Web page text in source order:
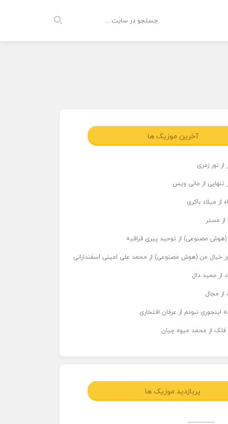
آخرین موزیک ها
تور زمری
تنهایی از مانی ویس
از میلاد باکری
از مستر
(هوش مصنوعی) از توحید پیری قراقیه
خیال من (هوش مصنوعی) از محمد علی امینی اسفندارانی
از حمید دال
از مجال
اینجوری نبودم از عرفان افتخاری
فلک از محمد میوه چیان
پربازدید موزیک ها